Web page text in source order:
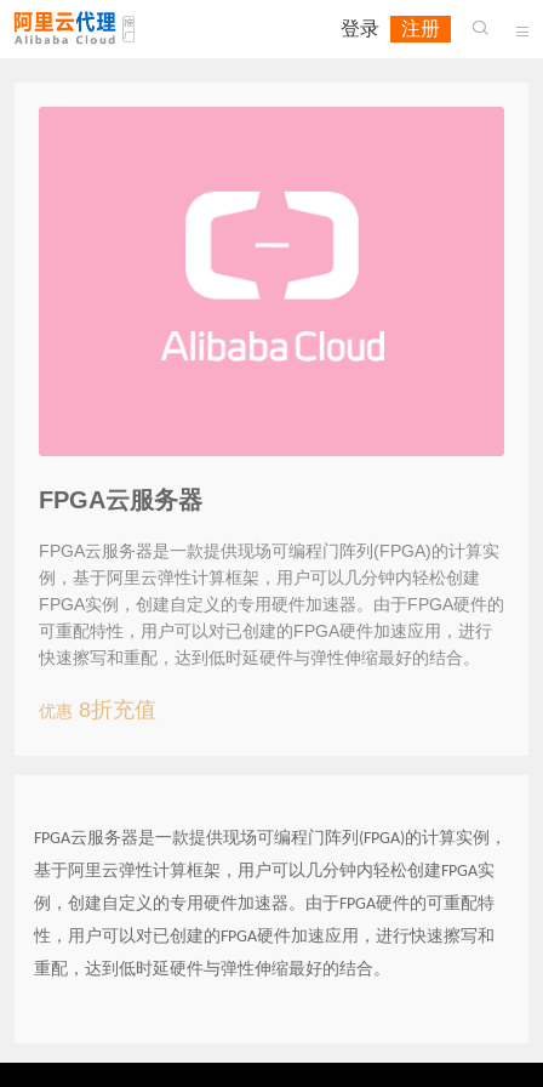

登录 注册 
FPGA云服务器
FPGA云服务器是一款提供现场可编程门阵列(FPGA)的计算实
例，基于阿里云弹性计算框架，用户可以几分钟内轻松创建
FPGA实例，创建自定义的专用硬件加速器。由于FPGA硬件的
可重配特性，用户可以对已创建的FPGA硬件加速应用，进行
快速擦写和重配，达到低时延硬件与弹性伸缩最好的结合。
优惠 8折充值
FPGA云服务器是一款提供现场可编程门阵列 (FPGA)的计算实例，
基于阿里云弹性计算框架，用户可以几分钟内轻松创建FPGA实
例，创建自定义的专用硬件加速器。由于FPGA硬件的可重配特
性，用户可以对已创建的FPGA硬件加速应用，进行快速擦写和
重配，达到低时延硬件与弹性伸缩最好的结合。